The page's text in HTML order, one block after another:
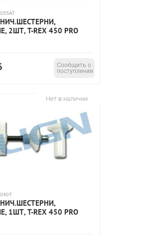
2ШТ, T-REX 450 PRO
Сообщить о
поступлении
Нет в наличии
1ШТ, T-REX 450 PRO